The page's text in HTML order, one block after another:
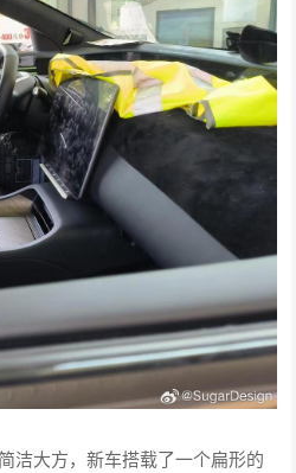
洁大方，新车搭载了一个扁形的